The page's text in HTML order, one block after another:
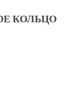
КОЛЬЦО